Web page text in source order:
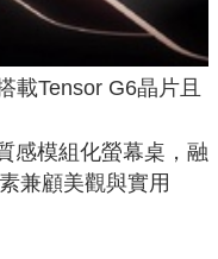
載Tensor G6晶片且
感模組化螢幕桌，融
兼顧美觀與實用